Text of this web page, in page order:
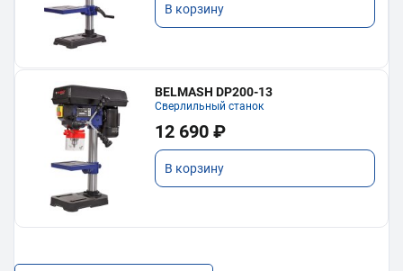
В корзину
BELMASH DP200-13
Сверлильный станок
12 690 ₽
В корзину